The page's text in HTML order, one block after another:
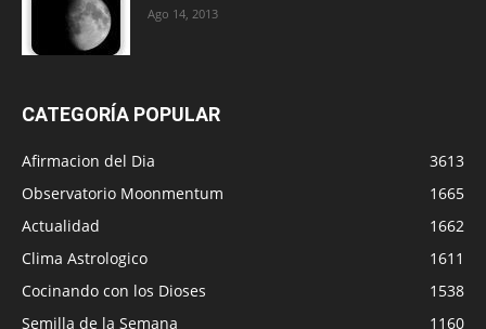
Ago 14, 2013
CATEGORÍA POPULAR
Afirmacion del Dia
3613
Observatorio Moonmentum
1665
Actualidad
1662
Clima Astrologico
1611
Cocinando con los Dioses
1538
Semilla de la Semana
1160